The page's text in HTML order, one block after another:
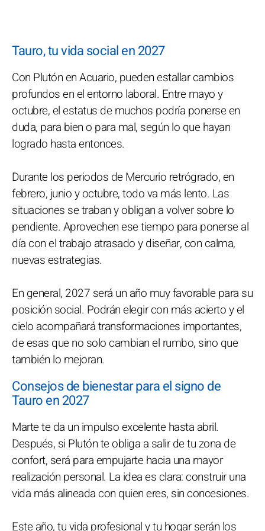
Tauro, tu vida social en 2027
Con Plutón en Acuario, pueden estallar cambios
profundos en el entorno laboral. Entre mayo y
octubre, el estatus de muchos podría ponerse en
duda, para bien o para mal, según lo que hayan
logrado hasta entonces.
Durante los periodos de Mercurio retrógrado, en
febrero, junio y octubre, todo va más lento. Las
situaciones se traban y obligan a volver sobre lo
pendiente. Aprovechen ese tiempo para ponerse al
día con el trabajo atrasado y diseñar, con calma,
nuevas estrategias.
En general, 2027 será un año muy favorable para su
posición social. Podrán elegir con más acierto y el
cielo acompañará transformaciones importantes,
de esas que no solo cambian el rumbo, sino que
también lo mejoran.
Consejos de bienestar para el signo de
Tauro en 2027
Marte te da un impulso excelente hasta abril.
Después, si Plutón te obliga a salir de tu zona de
confort, será para empujarte hacia una mayor
realización personal. La idea es clara: construir una
vida más alineada con quien eres, sin concesiones.
Este año, tu vida profesional y tu hogar serán los